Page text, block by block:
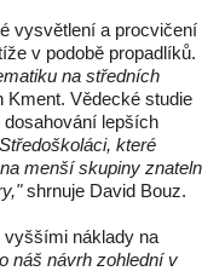
vysvětlení a procvičení
v podobě propadlíků.
na středních
Kment. Vědecké studie
lepších
které
menší skupiny
shrnuje David Bouz.
vyššími náklady na
náš návrh zohlední v